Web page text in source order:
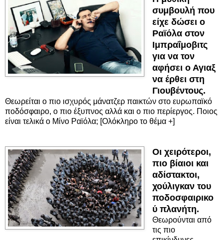
συμβουλή που
είχε δώσει ο
Ραϊόλα στον
Ιμπραΐμοβιτς
για να τον
αφήσει ο Αγιαξ
να έρθει στη
Γιουβέντους.
Θεωρείται ο πιο ισχυρός μάνατζερ παικτών στο ευρωπαϊκό
ποδόσφαιρο, ο πιο έξυπνος αλλά και ο πιο περίεργος. Ποιος
είναι τελικά ο Μίνο Ραϊόλα; [Ολόκληρο το θέμα +]
Οι χειρότεροι,
πιο βίαιοι και
αδίστακτοι,
χούλιγκαν του
ποδοσφαιρικο
ύ πλανήτη.
Θεωρούνται από
τις πιο